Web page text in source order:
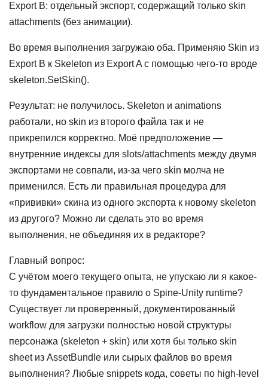
Export B: отдельный экспорт, содержащий только skin
attachments (без анимации).
Во время выполнения загружаю оба. Применяю Skin из
Export B к Skeleton из Export A с помощью чего-то вроде
skeleton.SetSkin().
Результат: не получилось. Skeleton и animations
работали, но skin из второго файла так и не
прикрепился корректно. Моё предположение —
внутренние индексы для slots/attachments между двумя
экспортами не совпали, из-за чего skin молча не
применился. Есть ли правильная процедура для
«прививки» скина из одного экспорта к новому skeleton
из другого? Можно ли сделать это во время
выполнения, не объединяя их в редакторе?
Главный вопрос:
С учётом моего текущего опыта, не упускаю ли я какое-
то фундаментальное правило о Spine-Unity runtime?
Существует ли проверенный, документированный
workflow для загрузки полностью новой структуры
персонажа (skeleton + skin) или хотя бы только skin
sheet из AssetBundle или сырых файлов во время
выполнения? Любые snippets кода, советы по high-level